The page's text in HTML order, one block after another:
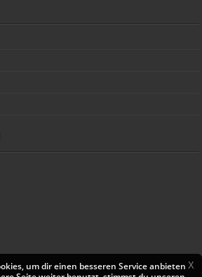
X
um dir einen besseren Service anbieten